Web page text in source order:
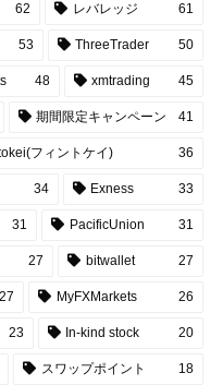
62 レバレッジ 61
53 ThreeTrader 50
48 xmtrading 45
期間限定キャンペーン 41
フィントケイ) 36
34 Exness 33
31 PacificUnion 31
27 bitwallet 27
27 MyFXMarkets 26
23 In-kind stock 20
スワップポイント 18